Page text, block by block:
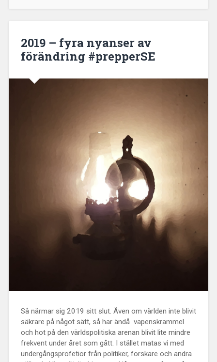
2019 – fyra nyanser av
förändring #prepperSE
Så närmar sig 2019 sitt slut. Även om världen inte blivit
säkrare på något sätt, så har ändå vapenskrammel
och hot på den världspolitiska arenan blivit lite mindre
frekvent under året som gått. I stället matas vi med
undergångsprofetior från politiker, forskare och andra